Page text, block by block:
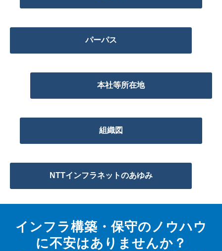
パーパス
本社等所在地
組織図
NTTインフラネットのあゆみ
インフラ構築・保守のノウハウ
に不安はありませんか？